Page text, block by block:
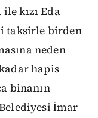
kızı Eda
taksirle birden
neden
hapis
binanın
İmar